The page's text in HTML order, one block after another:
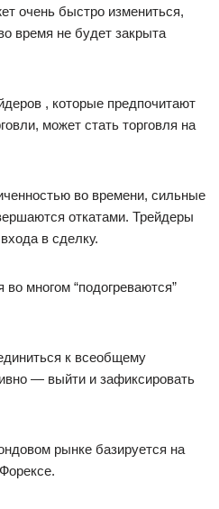
очень быстро измениться,
время не будет закрыта
, которые предпочитают
может стать торговля на
во времени, сильные
откатами. Трейдеры
в сделку.
многом “подогреваются”
к всеобщему
— выйти и зафиксировать
рынке базируется на